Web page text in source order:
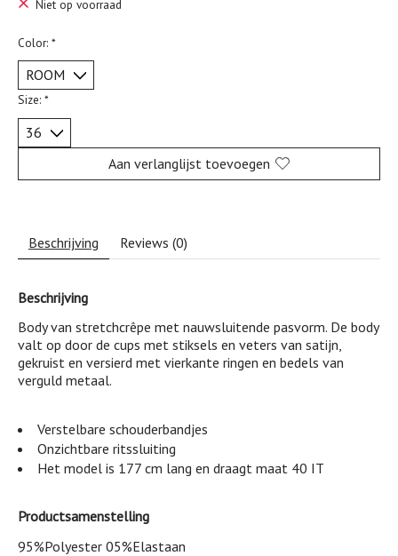
Niet op voorraad
Color: *
Size: *
Aan verlanglijst toevoegen
Beschrijving Reviews (0)
Beschrijving
Body van stretchcrêpe met nauwsluitende pasvorm. De body
valt op door de cups met stiksels en veters van satijn,
gekruist en versierd met vierkante ringen en bedels van
verguld metaal.
Verstelbare schouderbandjes
Onzichtbare ritssluiting
Het model is 177 cm lang en draagt maat 40 IT
Productsamenstelling
95%Polyester 05%Elastaan